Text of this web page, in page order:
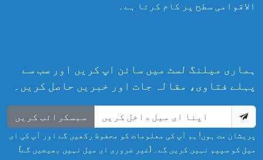
الاقوامی سطح پر کام کرتا ہے۔
ہماری میلنگ لسٹ میں سائن اپ کریں اور سب سے
پہلے فتاوی، مقالہ جات اور خبریں حاصل کریں۔
سبسکرائب کریں
پریشان مت ہوں! ہم آپ کی معلومات کو محفوظ رکھیں گے اور آپ کی ای
میل کو سپیم نہیں کریں گے۔ (غیر ضروری ای میل نہیں بھیجیں گے)